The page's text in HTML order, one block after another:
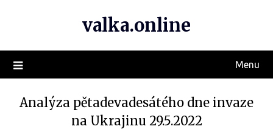
valka.online
Menu
Analýza pětadevadesátého dne invaze
na Ukrajinu 29.5.2022